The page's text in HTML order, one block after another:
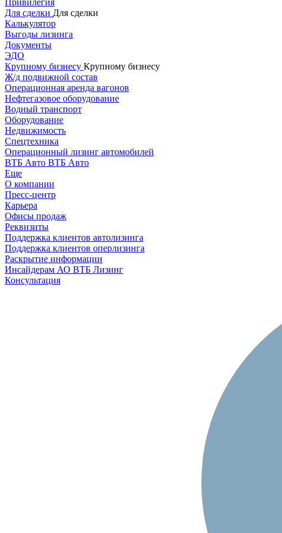
Привилегия
Для сделки Для сделки
Калькулятор
Выгоды лизинга
Документы
ЭДО
Крупному бизнесу Крупному бизнесу
Ж/д подвижной состав
Операционная аренда вагонов
Нефтегазовое оборудование
Водный транспорт
Оборудование
Недвижимость
Спецтехника
Операционный лизинг автомобилей
ВТБ Авто ВТБ Авто
Еще
О компании
Пресс-центр
Карьера
Офисы продаж
Реквизиты
Поддержка клиентов автолизинга
Поддержка клиентов оперлизинга
Раскрытие информации
Инсайдерам АО ВТБ Лизинг
Консультация